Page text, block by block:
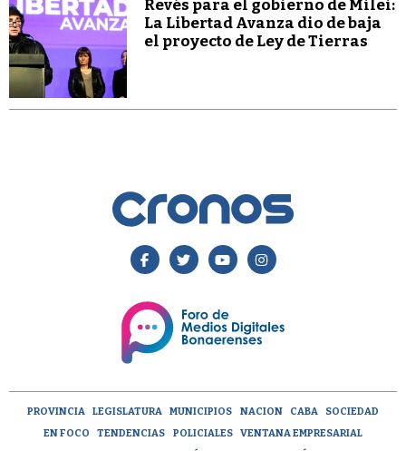
Revés para el gobierno de Milei:
La Libertad Avanza dio de baja
el proyecto de Ley de Tierras
PROVINCIA LEGISLATURA MUNICIPIOS NACION CABA
SOCIEDAD
EN FOCO
TENDENCIAS POLICIALES
VENTANA EMPRESARIAL